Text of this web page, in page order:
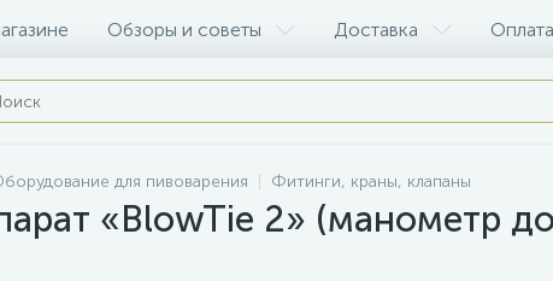
Обзоры и советы Доставка Оплата
для пивоварения Фитинги, краны, клапаны
«BlowTie 2» (манометр